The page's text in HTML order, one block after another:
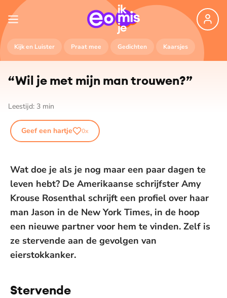
Kijk en Luister Praat mee Gedichten Kaarsjes
“Wil je met mijn man trouwen?”
Leestijd: 3 min
Geef een hartje 0x
Wat doe je als je nog maar een paar dagen te
leven hebt? De Amerikaanse schrijfster Amy
Krouse Rosenthal schrijft een profiel over haar
man Jason in de New York Times, in de hoop
een nieuwe partner voor hem te vinden. Zelf is
ze stervende aan de gevolgen van
eierstokkanker.
Stervende